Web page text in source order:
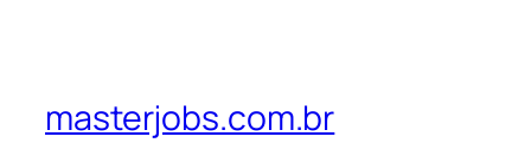
masterjobs.com.br